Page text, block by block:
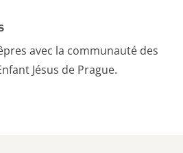
avec la communauté des
Jésus de Prague.